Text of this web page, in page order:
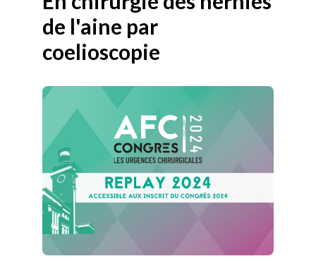
de l'aine par
coelioscopie